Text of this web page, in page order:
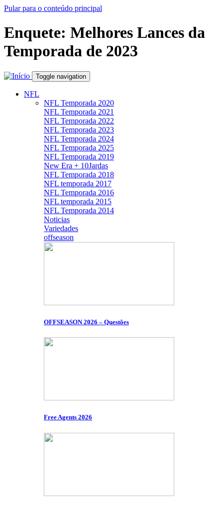
Pular para o conteúdo principal
Enquete: Melhores Lances da
Temporada de 2023
Toggle navigation
NFL
NFL Temporada 2020
NFL Temporada 2021
NFL Temporada 2022
NFL Temporada 2023
NFL Temporada 2024
NFL Temporada 2025
NFL Temporada 2019
New Era + 10Jardas
NFL Temporada 2018
NFL temporada 2017
NFL Temporada 2016
NFL temporada 2015
NFL Temporada 2014
Noticias
Variedades
offseason
OFFSEASON 2026 – Questões
Free Agents 2026